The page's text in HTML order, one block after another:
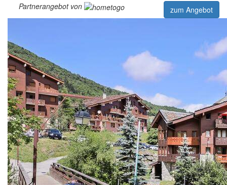
Partnerangebot von
zum Angebot